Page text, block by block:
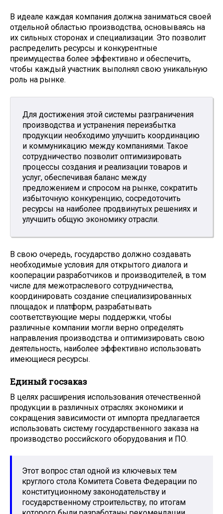
В идеале каждая компания должна заниматься своей
отдельной областью производства, основываясь на
их сильных сторонах и специализации. Это позволит
распределить ресурсы и конкурентные
преимущества более эффективно и обеспечить,
чтобы каждый участник выполнял свою уникальную
роль на рынке.
Для достижения этой системы разграничения
производства и устранения переизбытка
продукции необходимо улучшить координацию
и коммуникацию между компаниями. Такое
сотрудничество позволит оптимизировать
процессы создания и реализации товаров и
услуг, обеспечивая баланс между
предложением и спросом на рынке, сократить
избыточную конкуренцию, сосредоточить
ресурсы на наиболее продвинутых решениях и
улучшить общую экономику отрасли.
В свою очередь, государство должно создавать
необходимые условия для открытого диалога и
кооперации разработчиков и производителей, в том
числе для межотраслевого сотрудничества,
координировать создание специализированных
площадок и платформ, разрабатывать
соответствующие меры поддержки, чтобы
различные компании могли верно определять
направления производства и оптимизировать свою
деятельность, наиболее эффективно использовать
имеющиеся ресурсы.
Единый госзаказ
В целях расширения использования отечественной
продукции в различных отраслях экономики и
сокращения зависимости от импорта предлагается
использовать систему государственного заказа на
производство российского оборудования и ПО.
Этот вопрос стал одной из ключевых тем
круглого стола Комитета Совета Федерации по
конституционному законодательству и
государственному строительству, по итогам